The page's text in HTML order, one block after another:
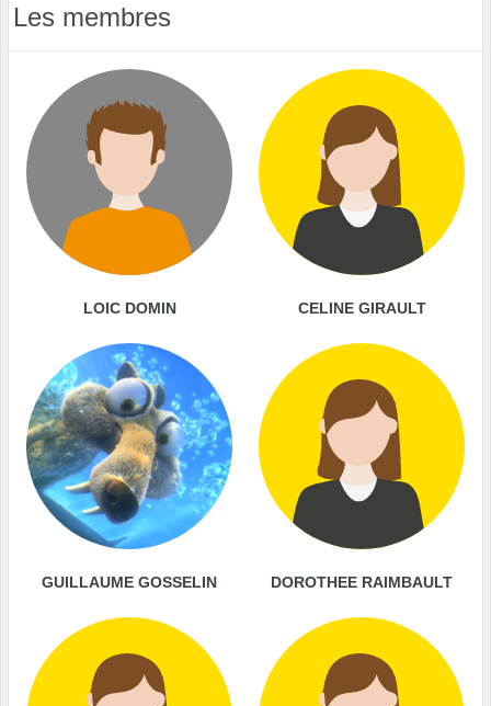
Les membres
LOIC DOMIN CELINE GIRAULT
GUILLAUME GOSSELIN DOROTHEE RAIMBAULT